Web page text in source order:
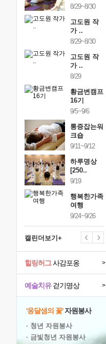
8/29~8/30
고도원 작
가 ..
8/29~8/30
고도원 작
가 ..
8/29
황금변캠프
16기
9/5~9/6
통증잡는워
크숍
9/11~9/12
하루명상
[250..
9/19
행복한가족
여행
9/24~9/26
캘린더보기+
예술치유걷기명상 >
힐링허그사감포옹 >
'옹달샘의 꽃'자원봉사
· 청년 자원봉사
· 금빛청년 자원봉사